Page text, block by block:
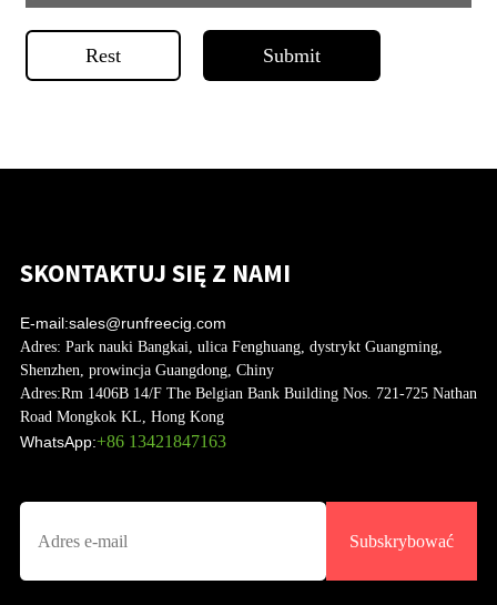
Rest Submit
SKONTAKTUJ SIĘ Z NAMI
E-mail:sales@runfreecig.com
Adres: Park nauki Bangkai, ulica Fenghuang, dystrykt Guangming,
Shenzhen, prowincja Guangdong, Chiny
Adres:Rm 1406B 14/F The Belgian Bank Building Nos. 721-725 Nathan
Road Mongkok KL, Hong Kong
WhatsApp:+86 13421847163
Subskrybować